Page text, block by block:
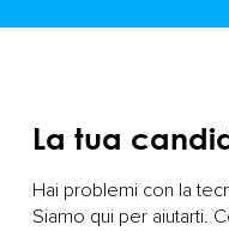
La tua
Hai problemi con la
Siamo qui per aiutarti.